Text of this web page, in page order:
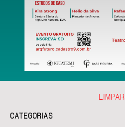
CATEGORIAS
LIMPAR